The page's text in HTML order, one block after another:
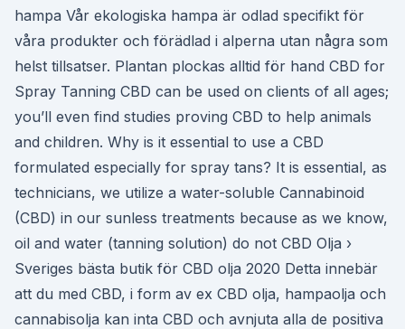
hampa Vår ekologiska hampa är odlad specifikt för
våra produkter och förädlad i alperna utan några som
helst tillsatser. Plantan plockas alltid för hand CBD for
Spray Tanning CBD can be used on clients of all ages;
you’ll even find studies proving CBD to help animals
and children. Why is it essential to use a CBD
formulated especially for spray tans? It is essential, as
technicians, we utilize a water-soluble Cannabinoid
(CBD) in our sunless treatments because as we know,
oil and water (tanning solution) do not CBD Olja ›
Sveriges bästa butik för CBD olja 2020 Detta innebär
att du med CBD, i form av ex CBD olja, hampaolja och
cannabisolja kan inta CBD och avnjuta alla de positiva